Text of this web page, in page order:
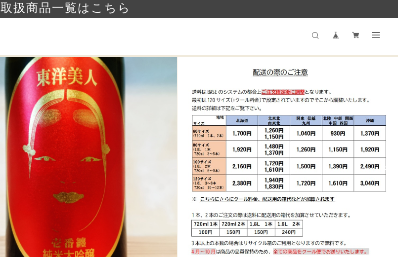
取扱商品一覧はこちら